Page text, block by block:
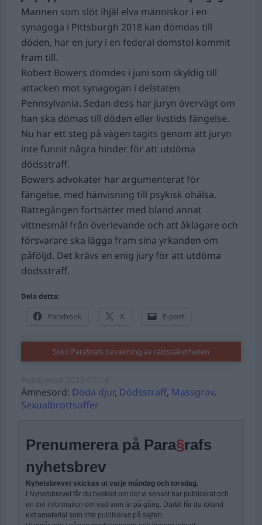
Mannen som slöt ihjäl elva människor i en
synagoga i Pittsburgh 2018 kan dömdas till
döden, har en jury i en federal domstol kommit
fram till.
Robert Bowers dömdes i juni som skyldig till
attacken mot synagogan i delstaten
Pennsylvania. Sedan dess har juryn övervägt om
han ska dömas till döden eller livstids fängelse.
Nu har ett steg på vägen tagits genom att juryn
inte funnit några hinder för att utdöma
dödsstraff.
Bowers advokater har argumenterat för
fängelse, med hänvisning till psykisk ohälsa.
Rättegången fortsätter med bland annat
vittnesmål från överlevande och att åklagare och
försvarare ska lägga fram sina yrkanden om
påföljd. Det krävs en enig jury för att utdöma
dödsstraff.
Dela detta:
Facebook X E-post
Stöd Para§rafs bevakning av rättssäkerheten
Ämnesord: Döda djur, Dödsstraff, Massgrav,
Sexualbrottsoffer
Prenumerera på Para§rafs
nyhetsbrev
Nyhetsbrevet skickas ut varje måndag och torsdag.
I Nyhetsbrevet får du besked om det vi senast har publicerat och
en del information om vad som är på gång. Därtill får du ibland
extramaterial som inte publiceras på sajten.